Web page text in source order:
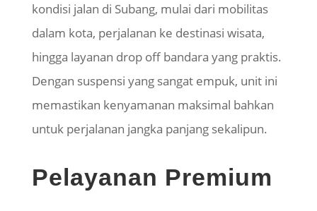
kondisi jalan di Subang, mulai dari mobilitas
dalam kota, perjalanan ke destinasi wisata,
hingga layanan drop off bandara yang praktis.
Dengan suspensi yang sangat empuk, unit ini
memastikan kenyamanan maksimal bahkan
untuk perjalanan jangka panjang sekalipun.
Pelayanan Premium